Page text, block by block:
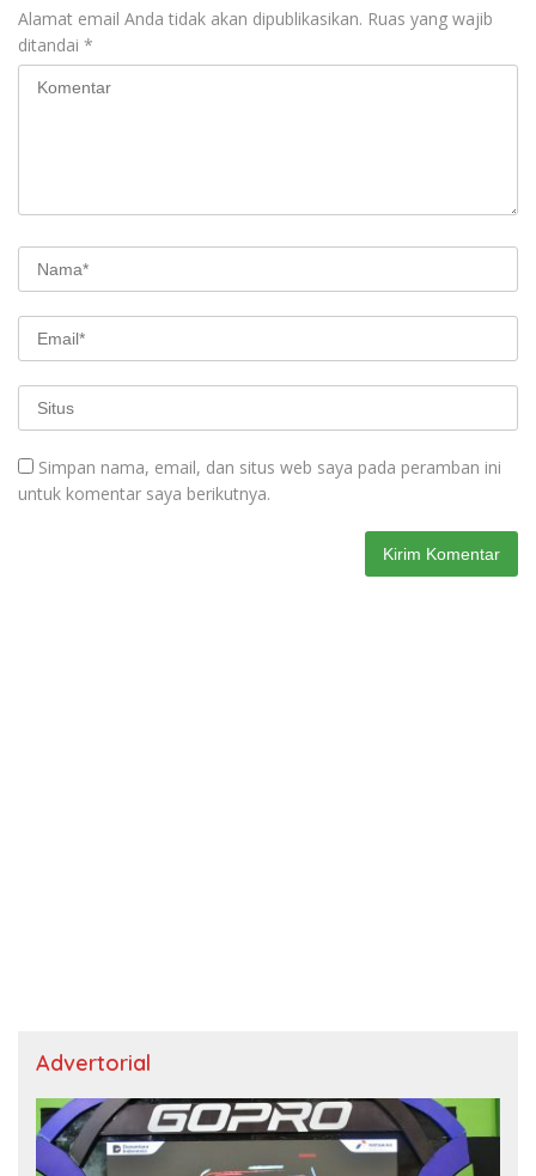
Alamat email Anda tidak akan dipublikasikan. Ruas yang wajib
ditandai *
Simpan nama, email, dan situs web saya pada peramban ini
untuk komentar saya berikutnya.
Advertorial